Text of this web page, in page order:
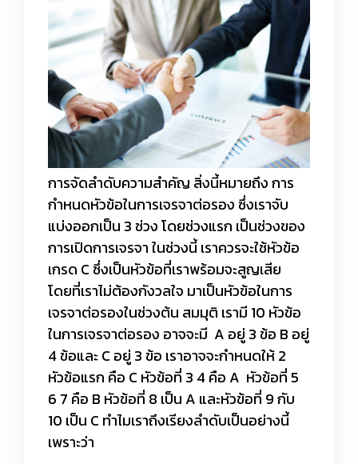
การจัดลำดับความสำคัญ สิ่งนี้หมายถึง การ
กำหนดหัวข้อในการเจรจาต่อรอง ซึ่งเราจับ
แบ่งออกเป็น 3 ช่วง โดยช่วงแรก เป็นช่วงของ
การเปิดการเจรจา ในช่วงนี้ เราควรจะใช้หัวข้อ
เกรด C ซึ่งเป็นหัวข้อที่เราพร้อมจะสูญเสีย
โดยที่เราไม่ต้องกังวลใจ มาเป็นหัวข้อในการ
เจรจาต่อรองในช่วงต้น สมมุติ เรามี 10 หัวข้อ
ในการเจรจาต่อรอง อาจจะมี A อยู่ 3 ข้อ B อยู่
4 ข้อและ C อยู่ 3 ข้อ เราอาจจะกำหนดให้ 2
หัวข้อแรก คือ C หัวข้อที่ 3 4 คือ A หัวข้อที่ 5
6 7 คือ B หัวข้อที่ 8 เป็น A และหัวข้อที่ 9 กับ
10 เป็น C ทำไมเราถึงเรียงลำดับเป็นอย่างนี้
เพราะว่า